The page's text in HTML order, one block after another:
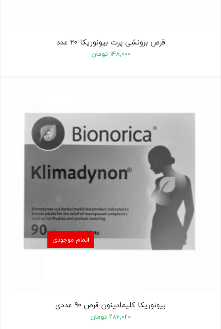
قرص برونشی پرت بیونوریکا ۲۰ عدد
۱۴۸,۰۰۰ تومان
اتمام موجودی
بیونوریکا کلیمادینون قرص ۹۰ عددی
۲۸۶,۰۲۰ تومان